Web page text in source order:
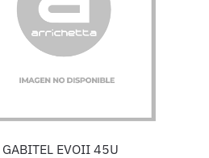
GABITEL EVOII 45U